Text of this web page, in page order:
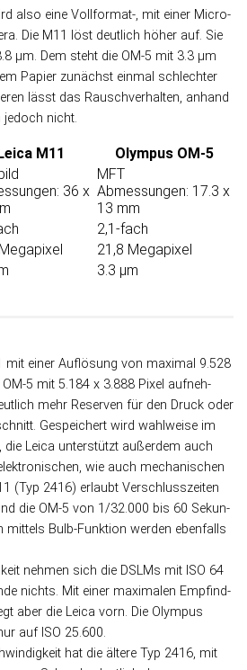
also eine Voll­format-, mit einer Micro-
Die M11 löst deut­lich höher auf. Sie
µm. Dem steht die OM-5 mit 3.3 µm
Papier zu­nächst ein­mal schlech­ter
lässt das Rausch­ver­hal­ten, an­hand
je­doch nicht.
M11 Olympus OM-5
36 x
MFT
Abmessungen: 17.3 x
13 mm
2,1-fach
21,8 Megapixel
3.3 µm
mit einer Auf­lö­sung von maxi­mal 9.528
5 mit 5.184 x 3.888 Pixel auf­neh­
mehr Re­ser­ven für den Druck oder
Ge­spei­chert wird wahl­weise im
die Leica unter­stützt außer­dem auch
wie auch mechanischen
(Typ 2416) er­laubt Ver­schluss­zei­ten
die OM-5 von 1/32.000 bis 60 Sekun­
mit­tels Bulb-Funk­tion werden eben­falls
nehmen sich die DSLMs mit ISO 64
nichts. Mit einer maxi­ma­len Empfind­
aber die Leica vorn. Die Olympus
auf ISO 25.600.
hat die ältere Typ 2416, mit